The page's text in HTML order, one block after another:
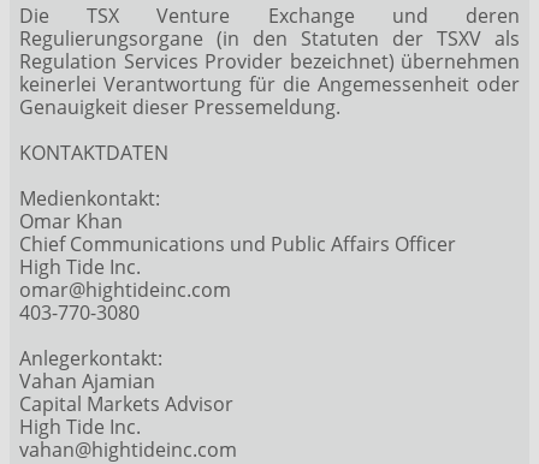
Die TSX Venture Exchange und deren
Regulierungsorgane (in den Statuten der TSXV als
Regulation Services Provider bezeichnet) übernehmen
keinerlei Verantwortung für die Angemessenheit oder
Genauigkeit dieser Pressemeldung.
KONTAKTDATEN
Medienkontakt:
Omar Khan
Chief Communications und Public Affairs Officer
High Tide Inc.
omar@hightideinc.com
403-770-3080
Anlegerkontakt:
Vahan Ajamian
Capital Markets Advisor
High Tide Inc.
vahan@hightideinc.com